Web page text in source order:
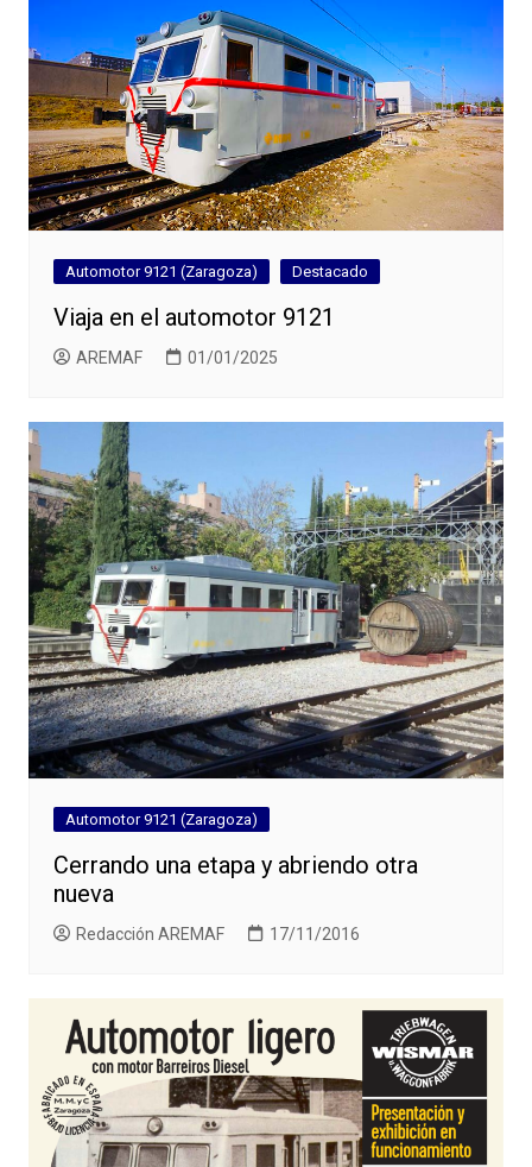
Automotor 9121 (Zaragoza) Destacado
Viaja en el automotor 9121
AREMAF 01/01/2025
Automotor 9121 (Zaragoza)
Cerrando una etapa y abriendo otra
nueva
Redacción AREMAF 17/11/2016